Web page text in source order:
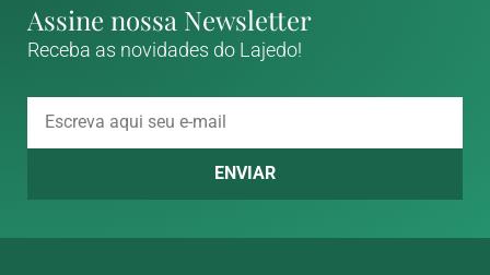
Assine nossa Newsletter
Receba as novidades do Lajedo!
ENVIAR